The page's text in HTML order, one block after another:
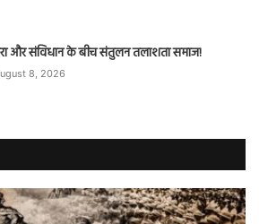
और संविधान के बीच संतुलन तलाशता समाज!
8, 2026